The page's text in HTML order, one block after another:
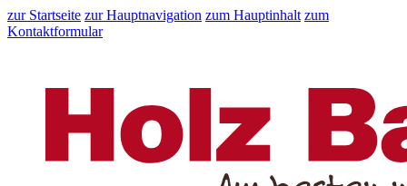
zur Startseite zur Hauptnavigation zum Hauptinhalt zum
Kontaktformular